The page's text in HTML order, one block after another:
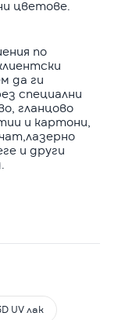
цветове.
по
да ги
специални
гланцово
и картони,
и други
UV лак